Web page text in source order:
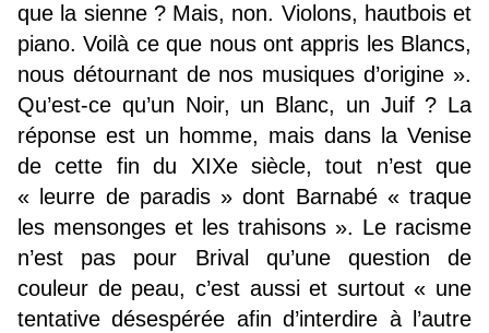
que la sienne ? Mais, non. Violons, hautbois et
piano. Voilà ce que nous ont appris les Blancs,
nous détournant de nos musiques d’origine ».
Qu’est-ce qu’un Noir, un Blanc, un Juif ? La
réponse est un homme, mais dans la Venise
de cette fin du XIXe siècle, tout n’est que
« leurre de paradis » dont Barnabé « traque
les mensonges et les trahisons ». Le racisme
n’est pas pour Brival qu’une question de
couleur de peau, c’est aussi et surtout « une
tentative désespérée afin d’interdire à l’autre